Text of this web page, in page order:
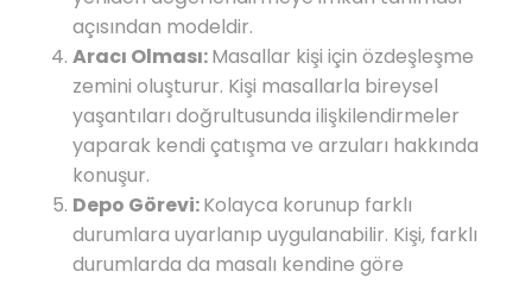
açısından modeldir.
Aracı Olması:Masallar kişi için özdeşleşme
zemini oluşturur. Kişi masallarla bireysel
yaşantıları doğrultusunda ilişkilendirmeler
yaparak kendi çatışma ve arzuları hakkında
konuşur.
Depo Görevi:Kolayca korunup farklı
durumlara uyarlanıp uygulanabilir. Kişi, farklı
durumlarda da masalı kendine göre